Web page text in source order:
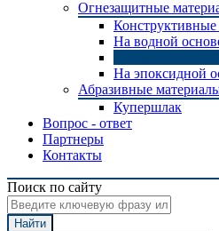
Огнезащитные
На водной
На эпоксидной
Абразивные
Купершлак
Вопрос - ответ
Партнеры
Контакты
Поиск по сайту
Найти